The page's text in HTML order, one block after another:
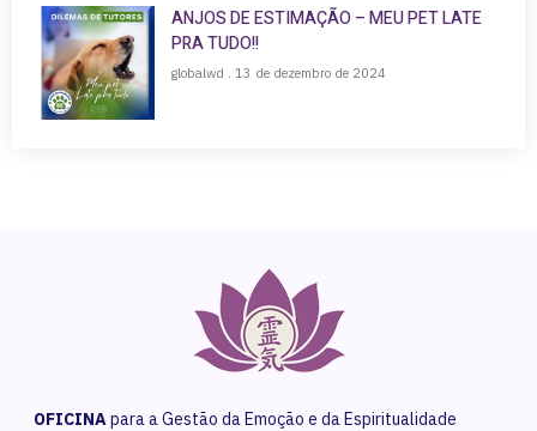
ANJOS DE ESTIMAÇÃO – MEU PET LATE
PRA TUDO!!
globalwd 13 de dezembro de 2024
OFICINApara a Gestão da Emoção e da Espiritualidade